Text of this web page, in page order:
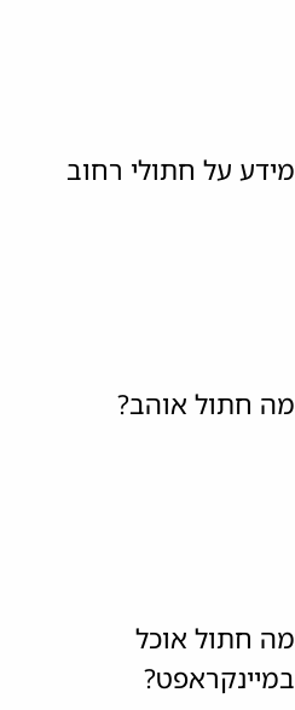
מידע על חתולי רחוב
מה חתול אוהב?
מה חתול אוכל
במיינקראפט?